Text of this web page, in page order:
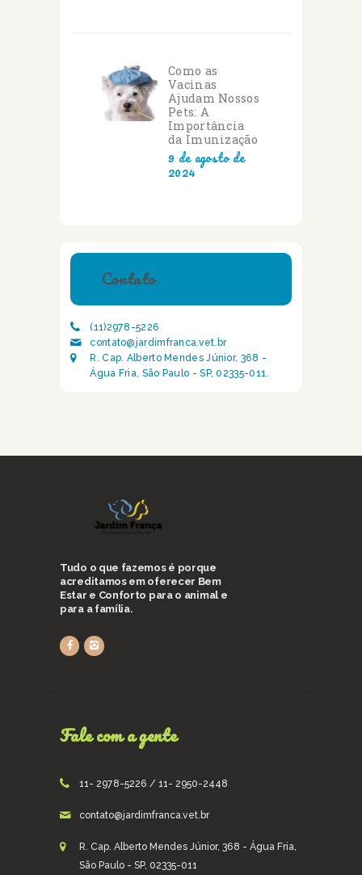
Como as
Vacinas
Ajudam Nossos
Pets: A
Importância
da Imunização
9 de agosto de
2024
Contato
(11)2978-5226
contato@jardimfranca.vet.br
R. Cap. Alberto Mendes Júnior, 368 -
Água Fria, São Paulo - SP, 02335-011.
Tudo o que fazemos é porque
acreditamos em oferecer Bem
Estar e Conforto para o animal e
para a família.
Fale com a gente
11- 2978-5226 / 11- 2950-2448
contato@jardimfranca.vet.br
R. Cap. Alberto Mendes Júnior, 368 - Água Fria,
São Paulo - SP, 02335-011